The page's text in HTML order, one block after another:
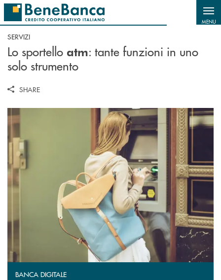
Salta al contenuto principale
MENU
SERVIZI
Lo sportello atm: tante funzioni in uno
solo strumento
SHARE
BANCA DIGITALE